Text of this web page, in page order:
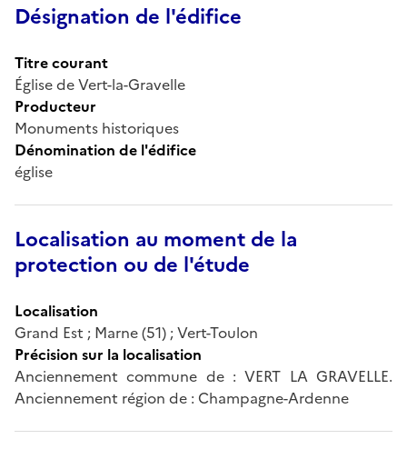
Désignation de l'édifice
Titre courant
Église de Vert-la-Gravelle
Producteur
Monuments historiques
Dénomination de l'édifice
église
Localisation au moment de la
protection ou de l'étude
Localisation
Grand Est ; Marne (51) ; Vert-Toulon
Précision sur la localisation
Anciennement commune de : VERT LA GRAVELLE.
Anciennement région de : Champagne-Ardenne